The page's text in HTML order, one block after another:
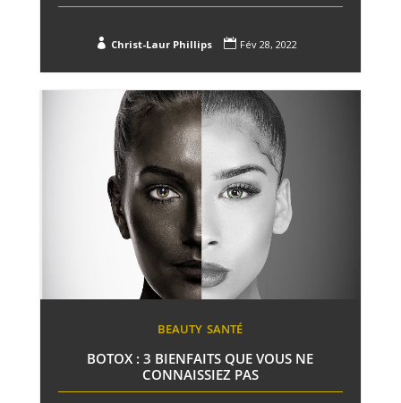
 Christ-Laur Phillips  Fév 28, 2022
BEAUTY SANTÉ
BOTOX : 3 BIENFAITS QUE VOUS NE
CONNAISSIEZ PAS